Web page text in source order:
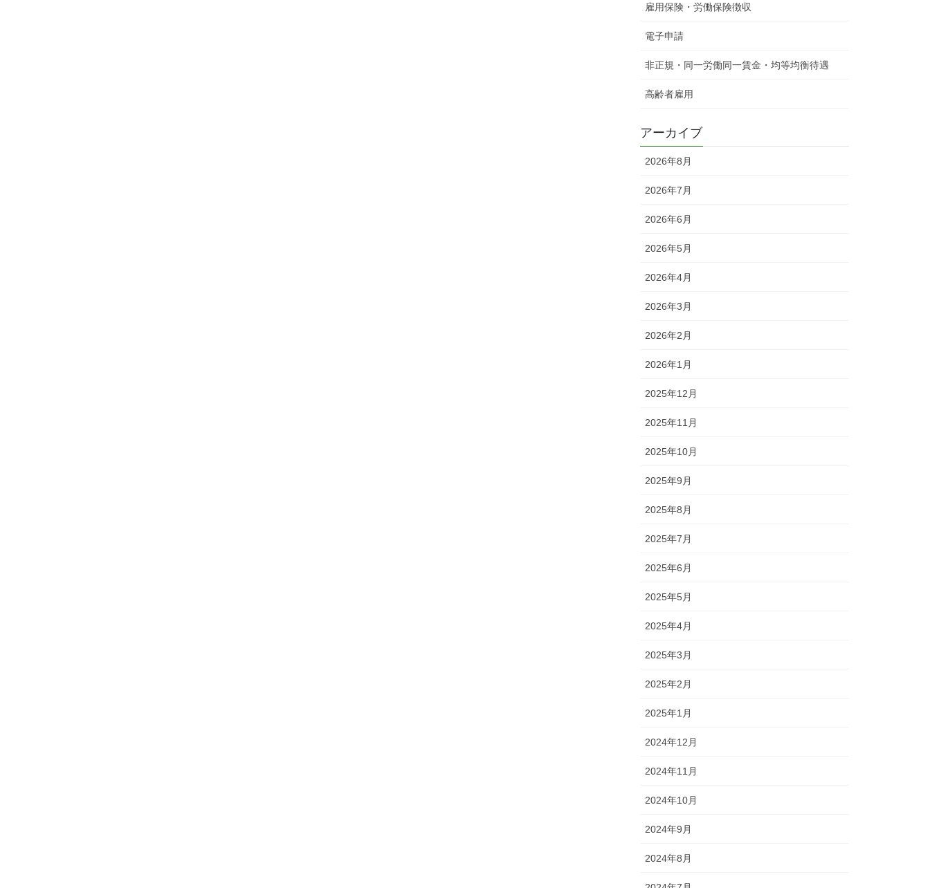
雇用保険・労働保険徴収
電子申請
非正規・同一労働同一賃金・均等均衡待遇
高齢者雇用
アーカイブ
2026年8月
2026年7月
2026年6月
2026年5月
2026年4月
2026年3月
2026年2月
2026年1月
2025年12月
2025年11月
2025年10月
2025年9月
2025年8月
2025年7月
2025年6月
2025年5月
2025年4月
2025年3月
2025年2月
2025年1月
2024年12月
2024年11月
2024年10月
2024年9月
2024年8月